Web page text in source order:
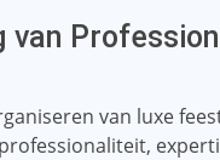
van
van luxe